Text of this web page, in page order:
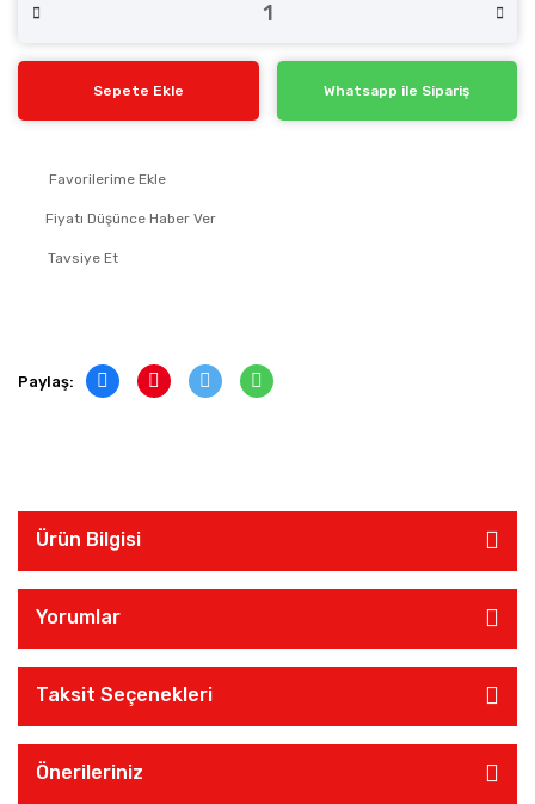
Sepete Ekle Whatsapp ile Sipariş
Fiyatı Düşünce Haber Ver
Tavsiye Et
Paylaş:
Ürün Bilgisi
Yorumlar
Taksit Seçenekleri
Önerileriniz